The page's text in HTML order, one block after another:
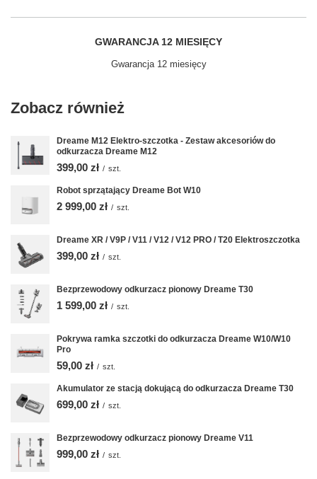
GWARANCJA 12 MIESIĘCY
Gwarancja 12 miesięcy
Zobacz również
Dreame M12 Elektro-szczotka - Zestaw akcesoriów do
odkurzacza Dreame M12
399,00 zł / szt.
Robot sprzątający Dreame Bot W10
2 999,00 zł / szt.
Dreame XR / V9P / V11 / V12 / V12 PRO / T20 Elektroszczotka
399,00 zł / szt.
Bezprzewodowy odkurzacz pionowy Dreame T30
1 599,00 zł / szt.
Pokrywa ramka szczotki do odkurzacza Dreame W10/W10
Pro
59,00 zł / szt.
Akumulator ze stacją dokującą do odkurzacza Dreame T30
699,00 zł / szt.
Bezprzewodowy odkurzacz pionowy Dreame V11
999,00 zł / szt.